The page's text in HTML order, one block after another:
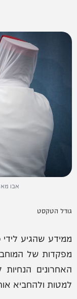
אבו
גודל הטקסט
מפקדות של
האחרונים הנחיות
למטות ולהחביא